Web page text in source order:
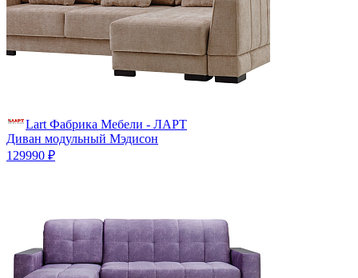
Lart Фабрика Мебели - ЛАРТ
Диван модульный Мэдисон
129990 ₽